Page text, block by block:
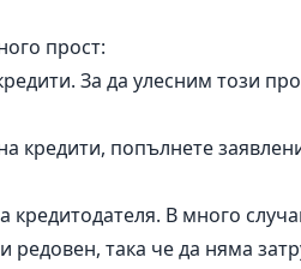
прост:
За да улесним този
попълнете
В много
редовен, така че да няма